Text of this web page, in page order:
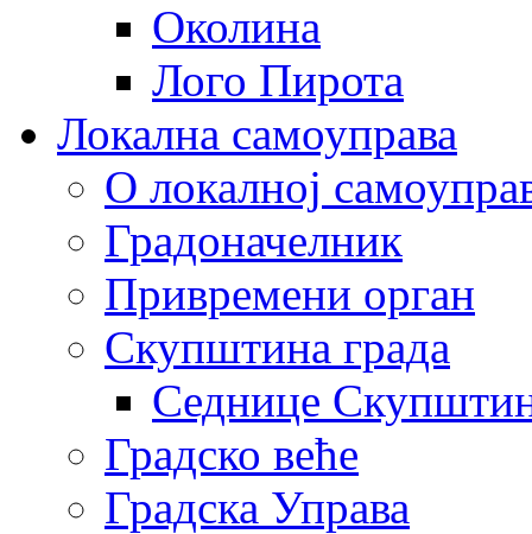
Околина
Лого Пирота
Локална самоуправа
О локалној
Градоначелник
Привремени орган
Скупштина града
Седнице
Градско веће
Градска Управа